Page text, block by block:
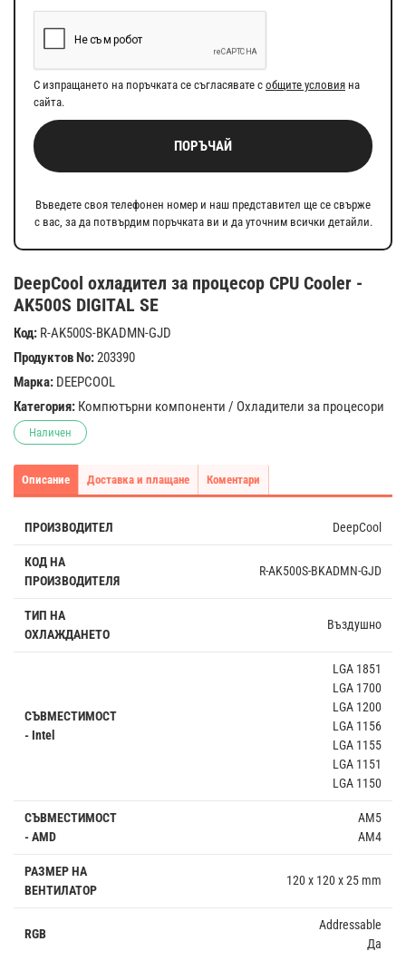
DeepCool охладител за процесор CPU Cooler -
AK500S DIGITAL SE
Код: R-AK500S-BKADMN-GJD
Продуктов No:203390
Марка: DEEPCOOL
Категория: Компютърни компоненти / Охладители за процесори
Наличен
С изпращането на поръчката се съгласявате с общите условия на
сайта.
ПОРЪЧАЙ
Въведете своя телефонен номер и наш представител ще се свърже
с вас, за да потвърдим поръчката ви и да уточним всички детайли.
Описание Доставка и плащане Коментари
ПРОИЗВОДИТЕЛ DeepCool
КОД НА
ПРОИЗВОДИТЕЛЯ
R-AK500S-BKADMN-GJD
ТИП НА
ОХЛАЖДАНЕТО
Въздушно
СЪВМЕСТИМОСТ
- Intel
LGA 1851
LGA 1700
LGA 1200
LGA 1156
LGA 1155
LGA 1151
LGA 1150
СЪВМЕСТИМОСТ
- AMD
AM5
AM4
РАЗМЕР НА
ВЕНТИЛАТОР
120 x 120 x 25 mm
RGB
Addressable
Да